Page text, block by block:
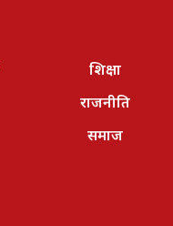
शिक्षा
राजनीति
समाज